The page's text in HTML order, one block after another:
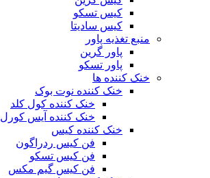
کیس تسکو
کیس سادیتا
منبع تغذیه‌ پاور
پاور گرین
پاور تسکو
خنک کننده ها
خنک کننده نوت بوک
خنک کننده کول کلد
خنک کننده آیس کورل
خنک کننده کیس
فن کیس ردراگون
فن کیس تسکو
فن کیس گیم مکس